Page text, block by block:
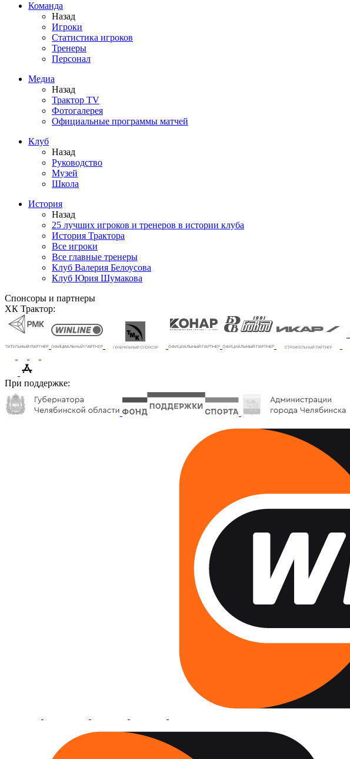
Команда
Назад
Игроки
Статистика игроков
Тренеры
Персонал
Медиа
Назад
Трактор TV
Фотогалерея
Официальные программы матчей
Клуб
Назад
Руководство
Музей
Школа
История
Назад
25 лучших игроков и тренеров в истории клуба
История Трактора
Все игроки
Все главные тренеры
Клуб Валерия Белоусова
Клуб Юрия Шумакова
Спонсоры и партнеры
ХК Трактор:
При поддержке: